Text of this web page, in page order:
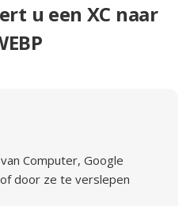
u een XC naar
Computer, Google
door ze te verslepen